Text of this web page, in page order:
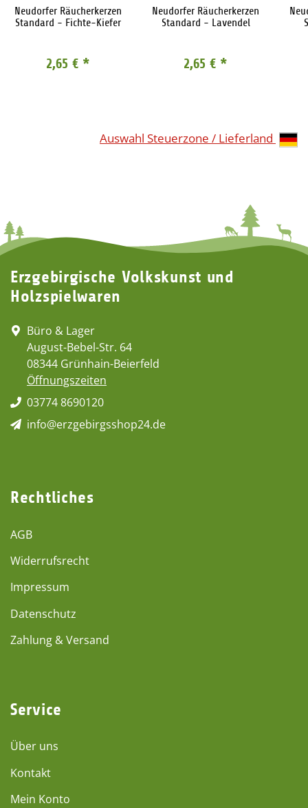
Neudorfer Räucherkerzen
Standard - Fichte-Kiefer
2,65 € *
Neudorfer Räucherkerzen
Standard - Lavendel
2,65 € *
Auswahl Steuerzone / Lieferland
Erzgebirgische Volkskunst und
Holzspielwaren
Büro & Lager
August-Bebel-Str. 64
08344 Grünhain-Beierfeld
Öffnungszeiten
03774 8690120
info@erzgebirgsshop24.de
Rechtliches
AGB
Widerrufsrecht
Impressum
Datenschutz
Zahlung & Versand
Service
Über uns
Kontakt
Mein Konto